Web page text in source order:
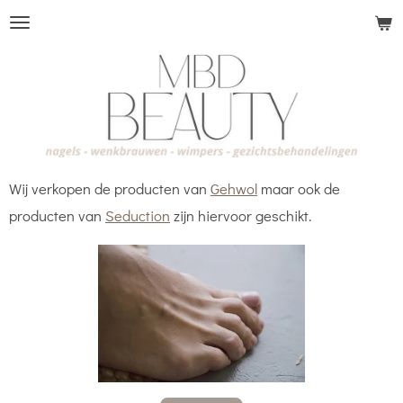
Ga
Wij verkopen de producten van Gehwol maar ook de
producten van Seduction zijn hiervoor geschikt.